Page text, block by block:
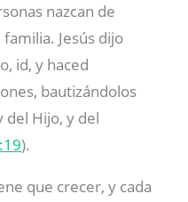
nazcan de
Jesús dijo
id, y haced
bautizándolos
del Hijo, y del
).
que crecer, y cada